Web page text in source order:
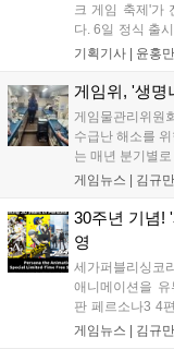
크 게임 축제'가
다. 6일 정식 출
세어 코브'가 호
다. 유비소프트
데이트 '라스트
기획기사 | 윤홍만
게임위, '생명
게임물관리위원
수급난 해소를
는 매년 분기별
고 있으며, 이번
따뜻한 실천에
확산에 앞장섰습
게임뉴스 | 김규만
30주년 기념!
영
세가퍼블리싱코
애니메이션을
판 페르소나3 4
소나4 더 골든
게임뉴스 | 김규만